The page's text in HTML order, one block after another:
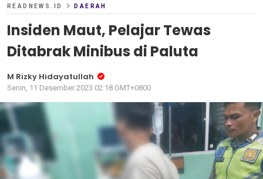
READNEWS.ID DAERAH
Insiden Maut, Pelajar Tewas
Ditabrak Minibus di Paluta
M Rizky Hidayatullah
Senin, 11 Desember 2023 02:18 GMT+0800